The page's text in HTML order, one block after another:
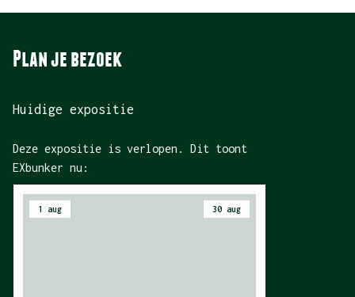
Plan je bezoek
Huidige expositie
Deze expositie is verlopen. Dit toont
EXbunker nu:
1 aug 30 aug